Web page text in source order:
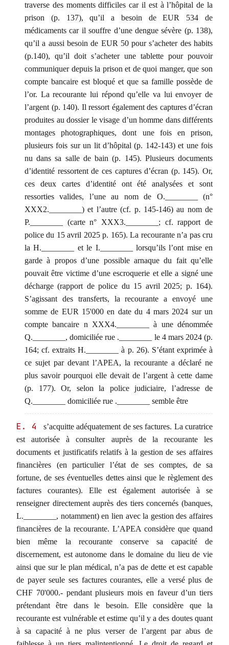
traverse des moments difficiles car il est à l’hôpital de la
prison (p. 137), qu’il a besoin de EUR 534 de
médicaments car il souffre d’une dengue sévère (p. 138),
qu’il a aussi besoin de EUR 50 pour s’acheter des habits
(p.140), qu’il doit s’acheter une tablette pour pouvoir
communiquer depuis la prison et de quoi manger, que son
compte bancaire est bloqué et que sa famille possède de
l’or. La recourante lui répond qu’elle va lui envoyer de
l’argent (p. 140). Il ressort également des captures d’écran
produites au dossier le visage d’un homme dans différents
montages photographiques, dont une fois en prison,
plusieurs fois sur un lit d’hôpital (p. 142-143) et une fois
nu dans sa salle de bain (p. 145). Plusieurs documents
d’identité ressortent de ces captures d’écran (p. 145). Or,
ces deux cartes d’identité ont été analysées et sont
ressorties valides, l’une au nom de O.________ (n°
XXX2.________) et l’autre (cf. p. 145-146) au nom de
P.________ (carte n° XXX3.________; cf. rapport de
police du 15 avril 2025 p. 165). La recourante n’a pas cru
la H.________ et le I.________ lorsqu’ils l’ont mise en
garde à propos d’une possible arnaque du fait qu’elle
pouvait être victime d’une escroquerie et elle a signé une
décharge (rapport de police du 15 avril 2025; p. 164).
S’agissant des transferts, la recourante a envoyé une
somme de EUR 15'000 en date du 4 mars 2024 sur un
compte bancaire n XXX4.________ à une dénommée
Q.________, domiciliée rue .________ le 4 mars 2024 (p.
164; cf. extraits H.________ à p. 26). S’étant exprimée à
ce sujet par devant l’APEA, la recourante a déclaré ne
plus savoir pourquoi elle devait de l’argent à cette dame
(p. 177). Or, selon la police judiciaire, l’adresse de
Q.________ domiciliée rue .________ semble être
E. 4
s’acquitte adéquatement de ses factures. La curatrice
est autorisée à consulter auprès de la recourante les
documents et justificatifs relatifs à la gestion de ses affaires
financières (en particulier l’état de ses comptes, de sa
fortune, de ses éventuelles dettes ainsi que le règlement des
factures courantes). Elle est également autorisée à se
renseigner directement auprès des tiers concernés (banques,
L.________, notamment) en lien avec la gestion des affaires
financières de la recourante. L’APEA considère que quand
bien même la recourante conserve sa capacité de
discernement, est autonome dans le domaine du lieu de vie
ainsi que sur le plan médical, n’a pas de dette et est capable
de payer seule ses factures courantes, elle a versé plus de
CHF 70'000.- pendant plusieurs mois en faveur d’un tiers
prétendant être dans le besoin. Elle considère que la
recourante est vulnérable et estime qu’il y a des doutes quant
à sa capacité à ne plus verser de l’argent par abus de